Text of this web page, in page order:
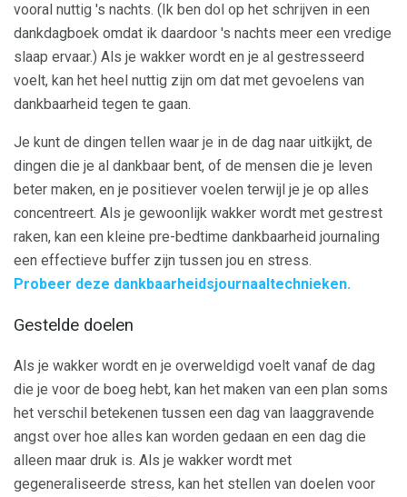
vooral nuttig 's nachts. (Ik ben dol op het schrijven in een
dankdagboek omdat ik daardoor 's nachts meer een vredige
slaap ervaar.) Als je wakker wordt en je al gestresseerd
voelt, kan het heel nuttig zijn om dat met gevoelens van
dankbaarheid tegen te gaan.
Je kunt de dingen tellen waar je in de dag naar uitkijkt, de
dingen die je al dankbaar bent, of de mensen die je leven
beter maken, en je positiever voelen terwijl je je op alles
concentreert. Als je gewoonlijk wakker wordt met gestrest
raken, kan een kleine pre-bedtime dankbaarheid journaling
een effectieve buffer zijn tussen jou en stress.
Probeer deze dankbaarheidsjournaaltechnieken.
Gestelde doelen
Als je wakker wordt en je overweldigd voelt vanaf de dag
die je voor de boeg hebt, kan het maken van een plan soms
het verschil betekenen tussen een dag van laaggravende
angst over hoe alles kan worden gedaan en een dag die
alleen maar druk is. Als je wakker wordt met
gegeneraliseerde stress, kan het stellen van doelen voor